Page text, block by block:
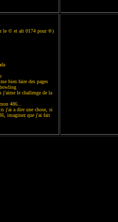
© et alt 0174 pour ®)
bien faire des pages
j'aime le challenge de la
486...
j'ai a dire une chose, si
imaginez que j'ai fait